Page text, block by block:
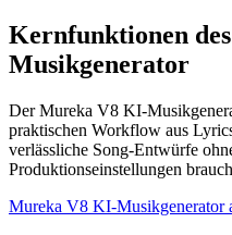
Kernfunktionen
Musikgenerator
Der Mureka V8 KI-
praktischen Workflow aus
verlässliche Song-Entwürfe
Produktionseinstellungen
Mureka V8 KI-Musikgenerator